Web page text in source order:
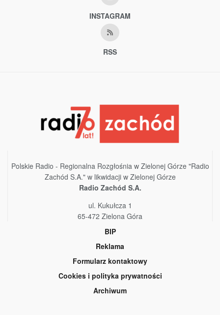
INSTAGRAM
RSS
Polskie Radio - Regionalna Rozgłośnia w Zielonej Górze "Radio
Zachód S.A." w likwidacji w Zielonej Górze
Radio Zachód S.A.
ul. Kukułcza 1
65-472 Zielona Góra
BIP
Reklama
Formularz kontaktowy
Cookies i polityka prywatności
Archiwum